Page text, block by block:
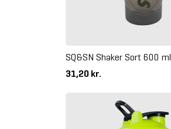
SQ&SN Shaker Sort 600 ml
31,20 kr.